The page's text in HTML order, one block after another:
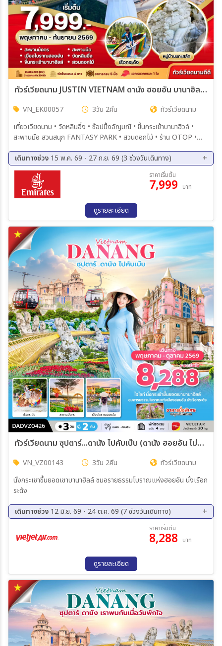
ทัวร์เวียดนาม JUSTIN VIETNAM ดานัง ฮอยอัน บานาฮิลล์ 3วัน 2คืน (EK)
VN_EK00057 3วัน 2คืน
ทัวร์เวียดนาม
เที่ยวเวียดนาม • วัดหลินอิ๋ง • ช้อปปิ้งอัญมณี • ขึ้นกระเช้าบานาฮิวล์ •
สะพานมือ สวนสนุก FANTASY PARK • สวนดอกไม้ • ร้าน OTOP •
อ่อน • ร้านผ้าไหม • สะพานมังกร • สนามบินดานัง
เดินทางช่วง 15 พ.ค. 69 - 27 ก.ย. 69 (3 ช่วงวันเดินทาง)
14 ส.ค. 69 - 16 ส.ค. 69
04 ก.ย. 69 - 06 ก.ย. 69
25 ก.ย. 69 - 27 ก.ย. 69
ราคาเริ่มต้น
7,999 บาท
ดูรายละเอียด
ทัวร์เวียดนาม ซุปตาร์...ดานัง ไปคับเบ๊บ (ดานัง ฮอยอัน ไม่นอนบานาฮิลล์) 3วัน 2คืน (VZ)
VN_VZ00143 3วัน 2คืน
ทัวร์เวียดนาม
นั่งกระเชาขึ้นยอดเขาบานาฮิลล์ ชมอรายธรรมโบราณแห่งฮอยอัน นั่งเรือก
ระด้ง
เดินทางช่วง 12 มิ.ย. 69 - 24 ต.ค. 69 (7 ช่วงวันเดินทาง)
15 ส.ค. 69 - 17 ส.ค. 69
04 ก.ย. 69 - 06 ก.ย. 69
01 ต.ค. 69 - 03 ต.ค. 69
16 ต.ค. 69 - 18 ต.ค. 69
ราคาเริ่มต้น
8,288 บาท
ดูรายละเอียด